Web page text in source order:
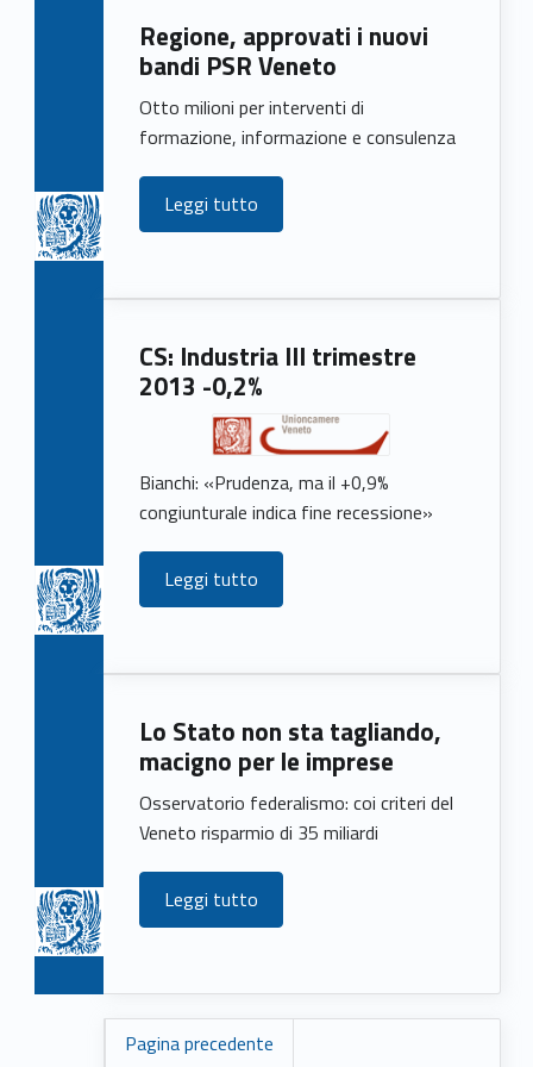
Regione, approvati i nuovi
bandi PSR Veneto
Otto milioni per interventi di
formazione, informazione e consulenza
Leggi tutto
CS: Industria III trimestre
2013 -0,2%
Bianchi: «Prudenza, ma il +0,9%
congiunturale indica fine recessione»
Leggi tutto
Lo Stato non sta tagliando,
macigno per le imprese
Osservatorio federalismo: coi criteri del
Veneto risparmio di 35 miliardi
Leggi tutto
Pagina precedente